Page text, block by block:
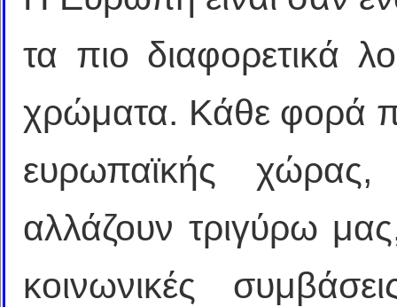
τα πιο διαφορετικά
χρώματα. Κάθε φορά
ευρωπαϊκής
αλλάζουν τριγύρω
κοινωνικές